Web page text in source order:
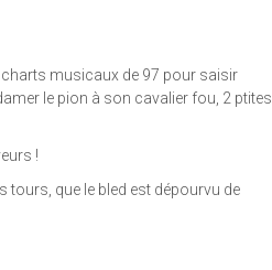
musicaux de 97 pour saisir
le pion à son cavalier fou, 2 ptites
!
tours, que le bled est dépourvu de